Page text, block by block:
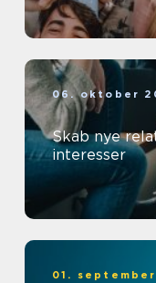
06. oktober
Skab nye
interesser
01. september